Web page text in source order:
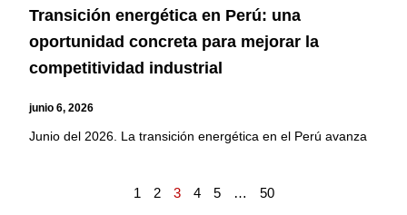
Transición energética en Perú: una
oportunidad concreta para mejorar la
competitividad industrial
junio 6, 2026
Junio del 2026. La transición energética en el Perú avanza
1 2 3 4 5 … 50